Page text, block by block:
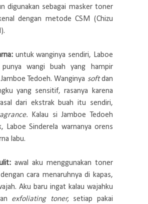
digunakan sebagai masker toner
dengan metode CSM (Chizu
untuk wanginya sendiri, Laboe
wangi buah yang hampir
Tedoeh. Wanginya softdan
yang sensitif, rasanya karena
dari ekstrak buah itu sendiri,
Kalau si Jamboe Tedoeh
Laboe Sinderela warnanya orens
labu.
awal aku menggunakan toner
cara menaruhnya di kapas,
Aku baru ingat kalau wajahku
exfoliating toner, setiap pakai